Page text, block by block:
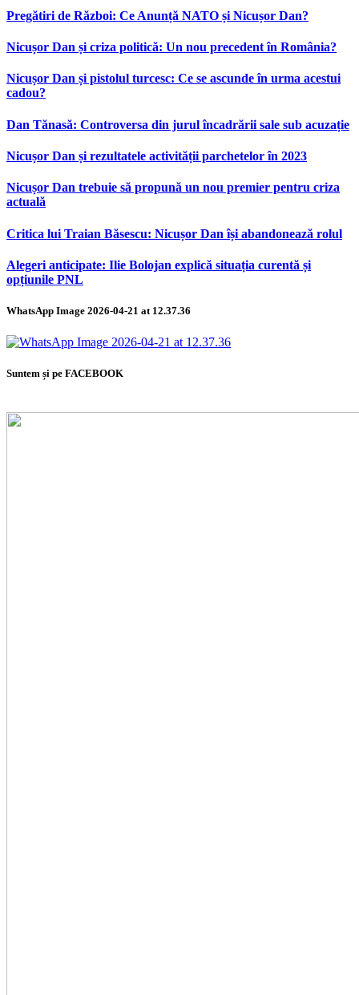
Pregătiri de Război: Ce Anunță NATO și Nicușor Dan?
Nicușor Dan și criza politică: Un nou precedent în România?
Nicușor Dan și pistolul turcesc: Ce se ascunde în urma acestui
cadou?
Dan Tănasă: Controversa din jurul încadrării sale sub acuzație
Nicușor Dan și rezultatele activității parchetelor în 2023
Nicușor Dan trebuie să propună un nou premier pentru criza
actuală
Critica lui Traian Băsescu: Nicușor Dan își abandonează rolul
Alegeri anticipate: Ilie Bolojan explică situația curentă și
opțiunile PNL
WhatsApp Image 2026-04-21 at 12.37.36
Suntem și pe FACEBOOK